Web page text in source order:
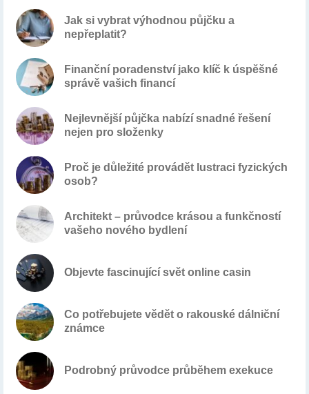
Jak si vybrat výhodnou půjčku a
nepřeplatit?
Finanční poradenství jako klíč k úspěšné
správě vašich financí
Nejlevnější půjčka nabízí snadné řešení
nejen pro složenky
Proč je důležité provádět lustraci fyzických
osob?
Architekt – průvodce krásou a funkčností
vašeho nového bydlení
Objevte fascinující svět online casin
Co potřebujete vědět o rakouské dálniční
známce
Podrobný průvodce průběhem exekuce